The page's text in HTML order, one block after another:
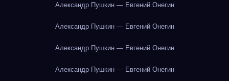
Александр Пушкин — Евгений Онегин
Александр Пушкин — Евгений Онегин
Александр Пушкин — Евгений Онегин
Александр Пушкин — Евгений Онегин